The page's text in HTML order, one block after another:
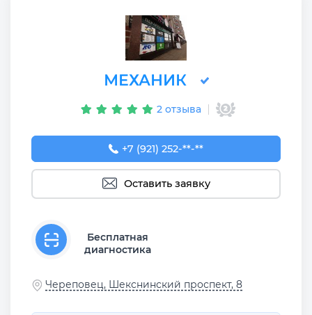
МЕХАНИК
2 отзыва
+7 (921) 252-83-68
+7 (921) 252-**-**
Оставить заявку
Бесплатная
диагностика
Череповец, Шекснинский проспект, 8